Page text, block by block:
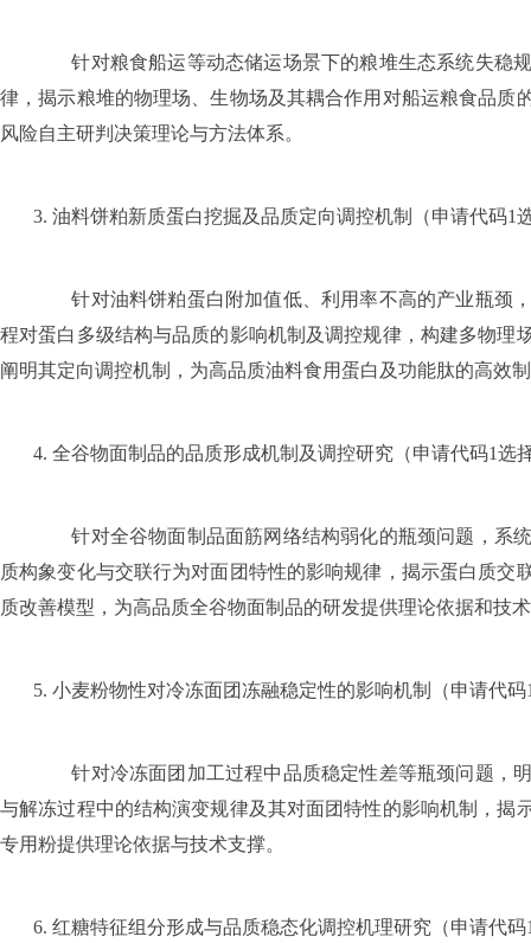
针对粮食船运等动态储运场景下的粮堆生态系统失稳规
律，揭示粮堆的物理场、生物场及其耦合作用对船运粮食品
风险自主研判决策理论与方法体系。
3. 油料饼粕新质蛋白挖掘及品质定向调控机制（申请代码1
针对油料饼粕蛋白附加值低、利用率不高的产业瓶颈，
程对蛋白多级结构与品质的影响机制及调控规律，构建多物
阐明其定向调控机制，为高品质油料食用蛋白及功能肽的高效
4. 全谷物面制品的品质形成机制及调控研究（申请代码1选
针对全谷物面制品面筋网络结构弱化的瓶颈问题，系统
质构象变化与交联行为对面团特性的影响规律，揭示蛋白质
质改善模型，为高品质全谷物面制品的研发提供理论依据和技
5. 小麦粉物性对冷冻面团冻融稳定性的影响机制（申请代码
针对冷冻面团加工过程中品质稳定性差等瓶颈问题，明
与解冻过程中的结构演变规律及其对面团特性的影响机制，
专用粉提供理论依据与技术支撑。
6. 红糖特征组分形成与品质稳态化调控机理研究（申请代码